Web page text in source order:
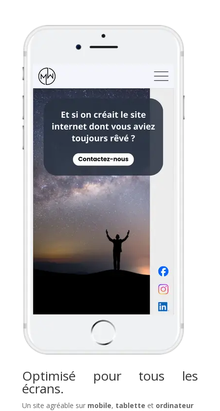
Optimisé pour tous les
écrans.
Un site agréable sur mobile, tablette et ordinateur